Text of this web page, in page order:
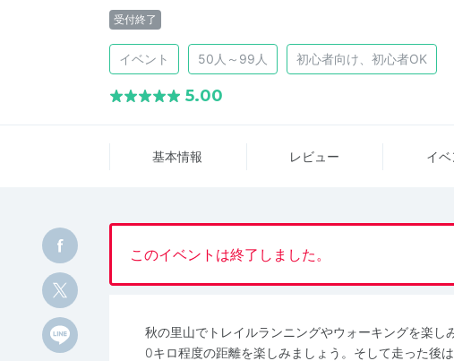
受付終了
イベント 50人～99人 初心者向け、初心者OK
5.00
基本情報 レビュー イ
このイベントは終了しました。
秋の里山でトレイルランニングやウォーキングを楽
0キロ程度の距離を楽しみましょう。そして走った後